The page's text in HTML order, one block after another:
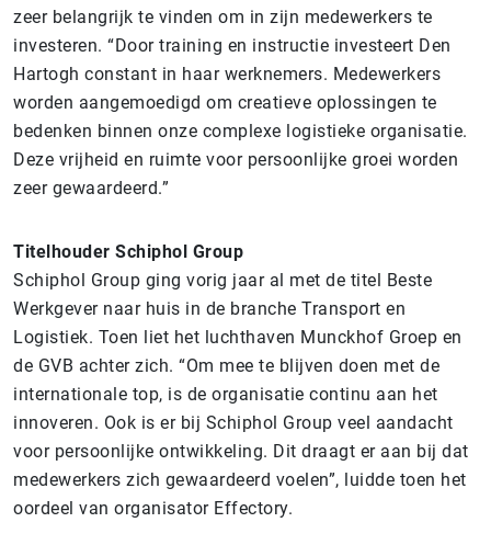
zeer belangrijk te vinden om in zijn medewerkers te
investeren. “Door training en instructie investeert Den
Hartogh constant in haar werknemers. Medewerkers
worden aangemoedigd om creatieve oplossingen te
bedenken binnen onze complexe logistieke organisatie.
Deze vrijheid en ruimte voor persoonlijke groei worden
zeer gewaardeerd.”
Titelhouder Schiphol Group
Schiphol Group ging vorig jaar al met de titel Beste
Werkgever naar huis in de branche Transport en
Logistiek. Toen liet het luchthaven Munckhof Groep en
de GVB achter zich. “Om mee te blijven doen met de
internationale top, is de organisatie continu aan het
innoveren. Ook is er bij Schiphol Group veel aandacht
voor persoonlijke ontwikkeling. Dit draagt er aan bij dat
medewerkers zich gewaardeerd voelen”, luidde toen het
oordeel van organisator Effectory.